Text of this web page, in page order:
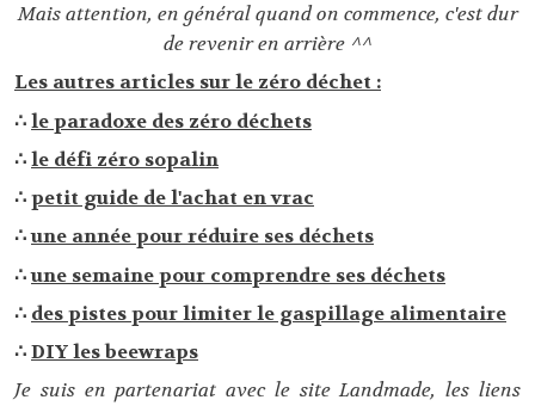
Mais attention, en général quand on commence, c'est dur
de revenir en arrière ^^
Les autres articles sur le zéro déchet :
∴le paradoxe des zéro déchets
∴le défi zéro sopalin
∴petit guide de l'achat en vrac
∴une année pour réduire ses déchets
∴une semaine pour comprendre ses déchets
∴ des pistes pour limiter le gaspillage alimentaire
∴DIY les beewraps
Je suis en partenariat avec le site Landmade, les liens